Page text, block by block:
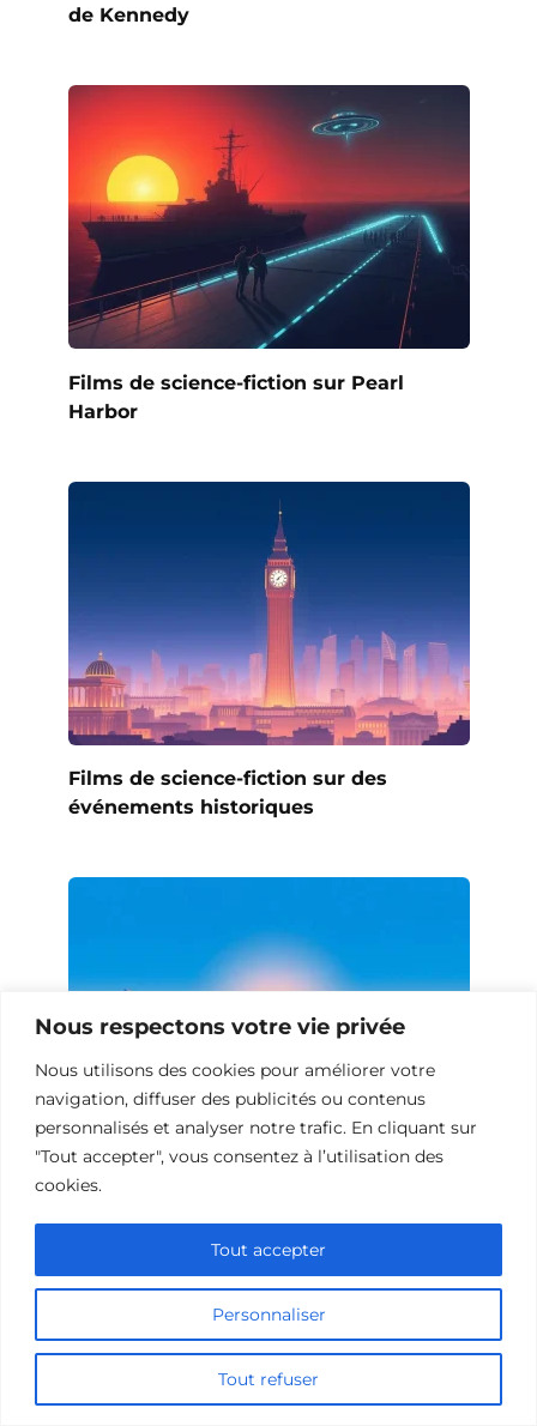
Nous respectons votre vie privée
Nous utilisons des cookies pour améliorer votre
navigation, diffuser des publicités ou contenus
personnalisés et analyser notre trafic. En cliquant sur
"Tout accepter", vous consentez à l’utilisation des
cookies.
Personnaliser
Tout refuser
Tout accepter
de Kennedy
Films de science-fiction sur Pearl
Harbor
Films de science-fiction sur des
événements historiques
Films de science-fiction sur le bonheur